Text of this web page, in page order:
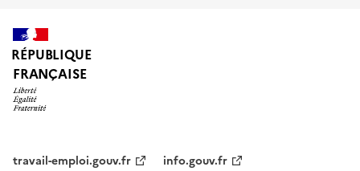
RÉPUBLIQUE
FRANÇAISE
travail-emploi.gouv.fr
info.gouv.fr